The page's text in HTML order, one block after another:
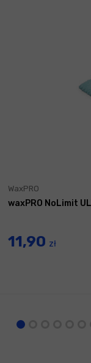
WaxPRO
waxPRO NoLimit
11,90 zł